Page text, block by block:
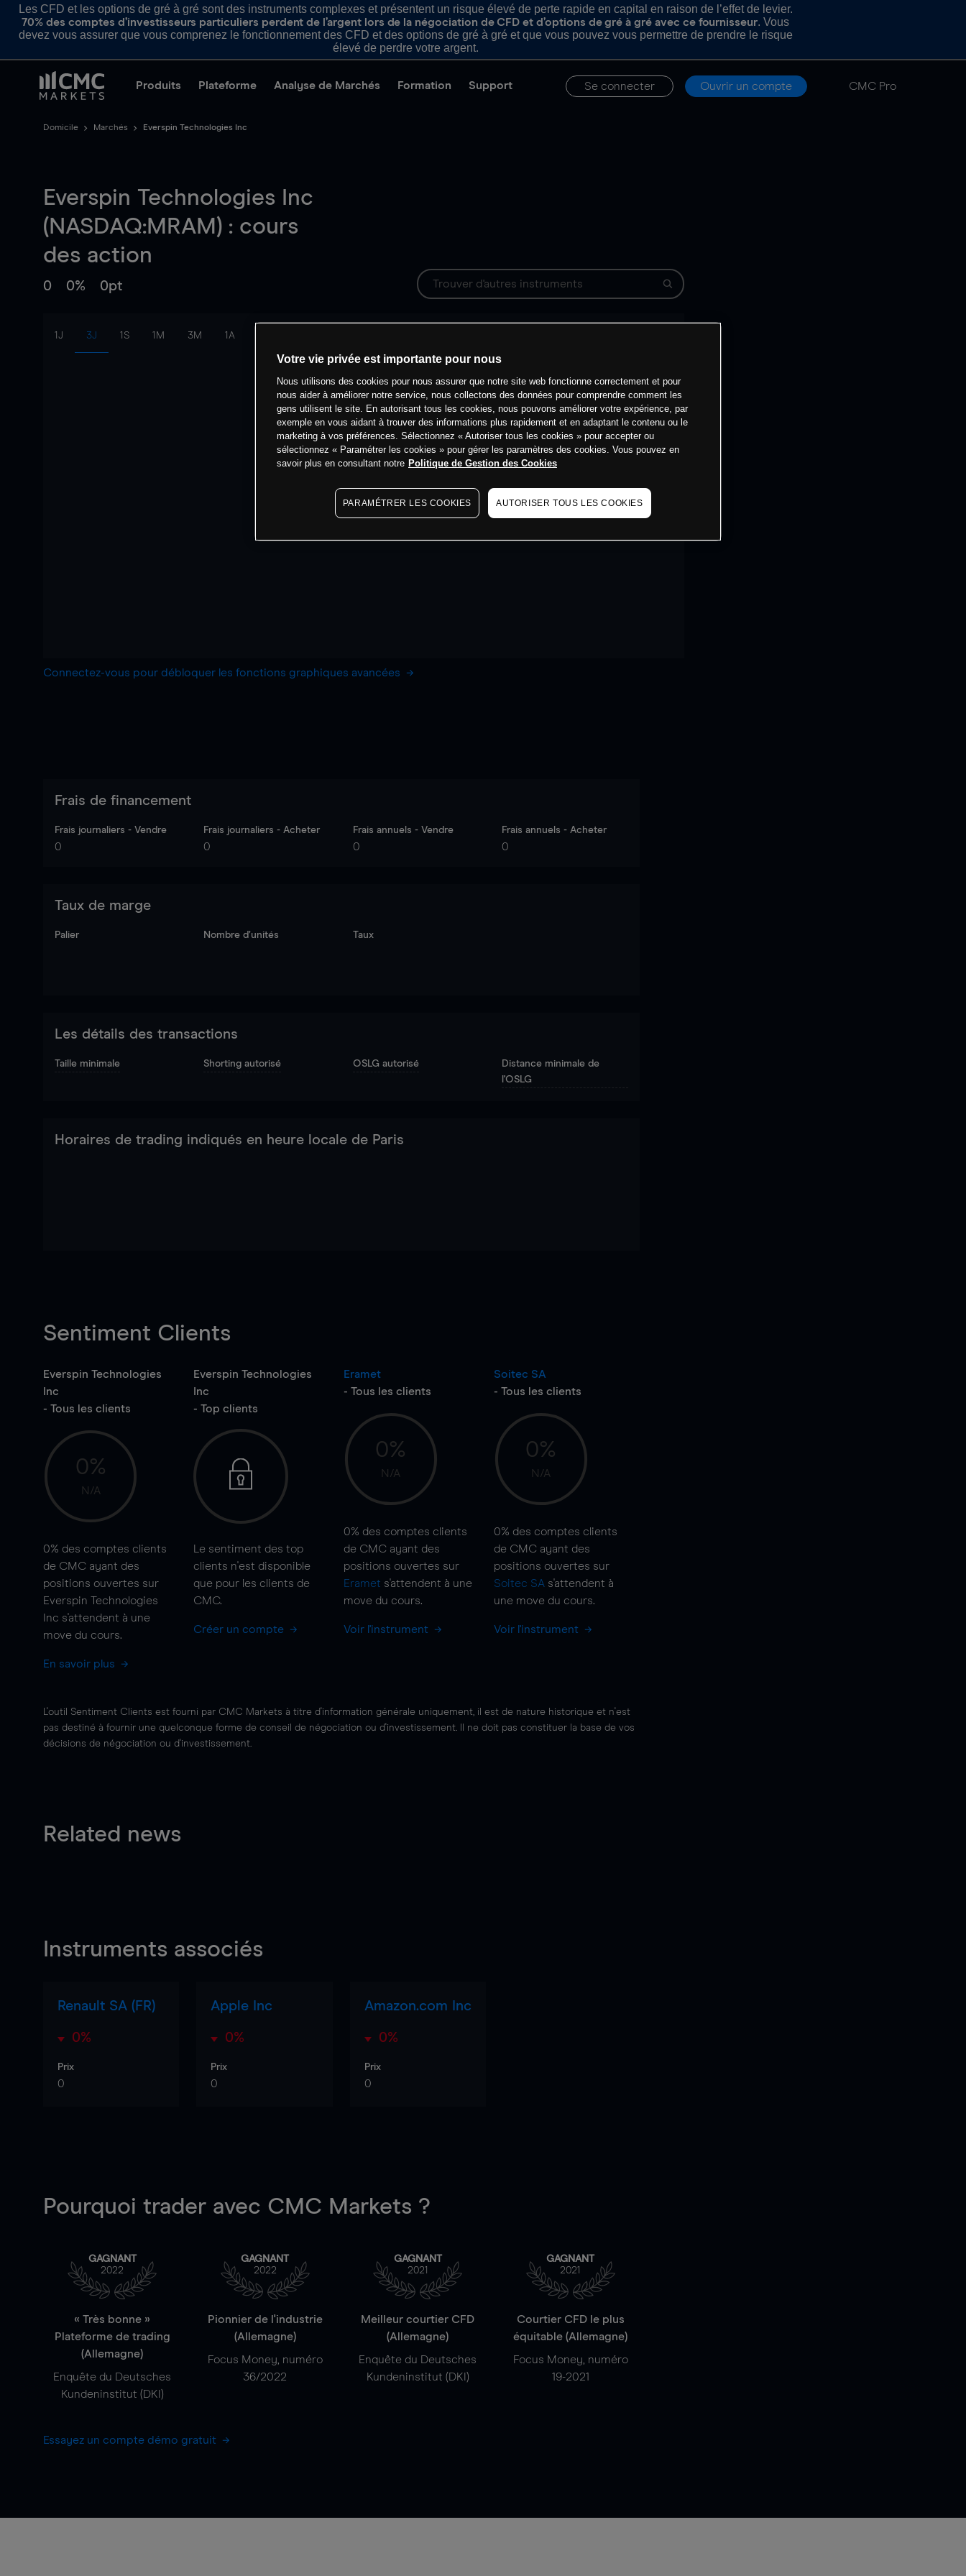
Les CFD et les options de gré à gré sont des instruments complexes et présentent un risque élevé de perte rapide en capital en raison de l’effet de levier.
70% des comptes d’investisseurs particuliers perdent de l’argent lors de la négociation de CFD et d’options de gré à gré avec ce fournisseur. Vous
devez vous assurer que vous comprenez le fonctionnement des CFD et des options de gré à gré et que vous pouvez vous permettre de prendre le risque
élevé de perdre votre argent.
Produits Plateforme Analyse de Marchés Formation Support Se connecter Ouvrir un compte CMC Pro
Domicile Marchés Everspin Technologies Inc
Everspin Technologies Inc
(NASDAQ:MRAM) : cours
des action
0 0% 0pt
1J 3J 1S 1M 3M 1A
Connectez-vous pour débloquer les fonctions graphiques avancées
Frais de financement
Frais journaliers - Vendre
0
Frais journaliers - Acheter
0
Frais annuels - Vendre
0
Frais annuels - Acheter
0
Taux de marge
Palier Nombre d’unités Taux
Les détails des transactions
Taille minimale Shorting autorisé OSLG autorisé
Distance minimale de
l'OSLG
Horaires de trading indiqués en heure locale de Paris
Sentiment Clients
Everspin Technologies
Inc
- Tous les clients
0%
N/A
0% des comptes clients
de CMC ayant des
positions ouvertes sur
Everspin Technologies
Inc s'attendent à une
move du cours.
En savoir plus
Everspin Technologies
Inc
- Top clients
Le sentiment des top
clients n'est disponible
que pour les clients de
CMC.
Créer un compte
Eramet
- Tous les clients
0%
N/A
0% des comptes clients
de CMC ayant des
positions ouvertes sur
Eramet s'attendent à une
move du cours.
Voir l'instrument
Soitec SA
- Tous les clients
0%
N/A
0% des comptes clients
de CMC ayant des
positions ouvertes sur
Soitec SA s'attendent à
une move du cours.
Voir l'instrument
L'outil Sentiment Clients est fourni par CMC Markets à titre d'information générale uniquement, il est de nature historique et n'est
pas destiné à fournir une quelconque forme de conseil de négociation ou d'investissement. Il ne doit pas constituer la base de vos
décisions de négociation ou d'investissement.
Related news
Instruments associés
Renault SA (FR)
0%
Prix
0
Apple Inc
0%
Prix
0
Amazon.com Inc
0%
Prix
0
Pourquoi trader avec CMC Markets ?
GAGNANT
2022
« Très bonne »
Plateforme de trading
(Allemagne)
Enquête du Deutsches
Kundeninstitut (DKI)
GAGNANT
2022
Pionnier de l'industrie
(Allemagne)
Focus Money, numéro
36/2022
GAGNANT
2021
Meilleur courtier CFD
(Allemagne)
Enquête du Deutsches
Kundeninstitut (DKI)
GAGNANT
2021
Courtier CFD le plus
équitable (Allemagne)
Focus Money, numéro
19-2021
Essayez un compte démo gratuit
Votre vie privée est importante pour nous
Nous utilisons des cookies pour nous assurer que notre site web fonctionne correctement et pour
nous aider à améliorer notre service, nous collectons des données pour comprendre comment les
gens utilisent le site. En autorisant tous les cookies, nous pouvons améliorer votre expérience, par
exemple en vous aidant à trouver des informations plus rapidement et en adaptant le contenu ou le
marketing à vos préférences. Sélectionnez « Autoriser tous les cookies » pour accepter ou
sélectionnez « Paramétrer les cookies » pour gérer les paramètres des cookies. Vous pouvez en
savoir plus en consultant notre Politique de Gestion des Cookies
PARAMÉTRER LES COOKIES AUTORISER TOUS LES COOKIES